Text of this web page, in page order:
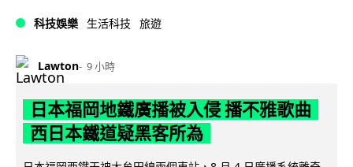
科技娛樂 生活科技 旅遊
Lawton 9 小時
日本福岡地鐵廣播被入侵 播不雅歌曲
西日本鐵道疑黑客所為